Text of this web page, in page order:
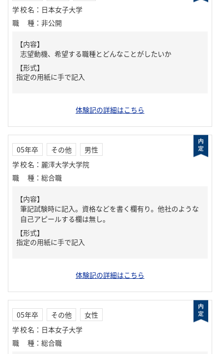
学校名 ： 日本女子大学
職種 ： 非公開
【内容】
志望動機、希望する職種とどんなことがしたいか
【形式】
指定の用紙に手で記入
体験記の詳細はこちら
05年卒 その他
男性
学校名 ： 麗澤大学大学院
職種 ： 総合職
【内容】
筆記試験時に記入。資格などを書く欄有り。他社のような
自己アピールする欄は無し。
【形式】
指定の用紙に手で記入
体験記の詳細はこちら
05年卒 その他
女性
学校名 ： 日本女子大学
職種 ： 総合職